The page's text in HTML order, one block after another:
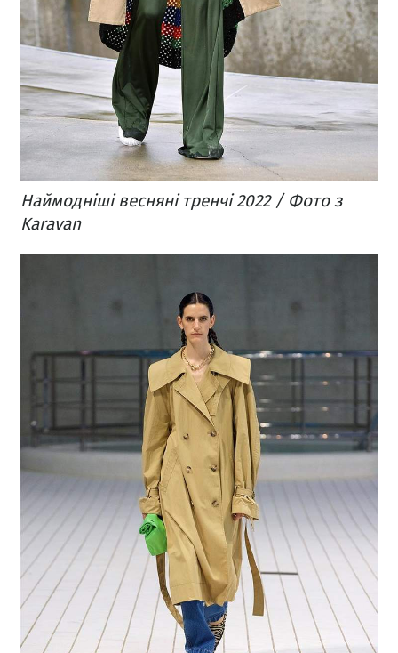
Наймодніші весняні тренчі 2022 / Фото з
Karavan